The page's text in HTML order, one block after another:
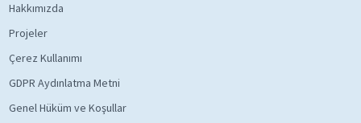
Hakkımızda
Projeler
Çerez Kullanımı
GDPR Aydınlatma Metni
Genel Hüküm ve Koşullar